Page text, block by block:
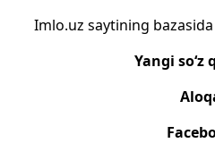
Imlo.uz saytining
Yangi so‘z